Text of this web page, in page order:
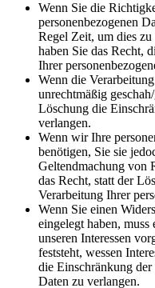
Wenn Sie die
personenbezogenen
Regel Zeit, um dies
haben Sie das Recht,
Ihrer
Wenn die
unrechtmäßig
Löschung die
verlangen.
Wenn wir Ihre
benötigen, Sie sie
Geltendmachung von
das Recht, statt der
Verarbeitung Ihrer
Wenn Sie einen
eingelegt haben,
unseren Interessen
feststeht, wessen
die Einschränkung der
Daten zu verlangen.